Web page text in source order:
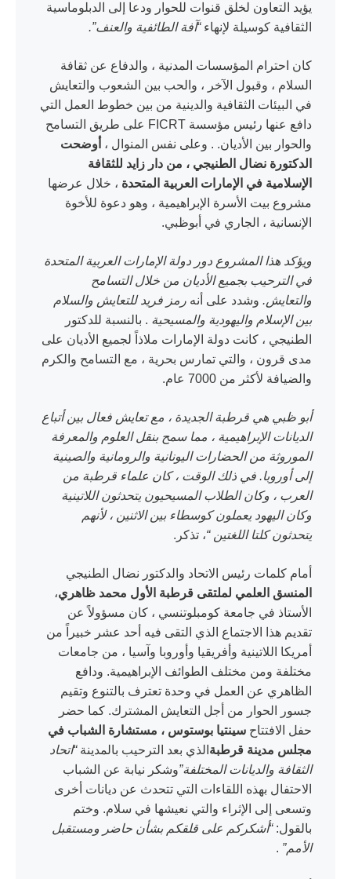
يؤيد التعاون لخلق قنوات للحوار ودعا إلى الدبلوماسية
الثقافية كوسيلة لإنهاء“آفة الطائفية والعنف”.
كان احترام المؤسسات المدنية ، والدفاع عن ثقافة
السلام ، وقبول الآخر ، والحب بين الشعوب والتعايش
في البيئات الثقافية والدينية من بين خطوط العمل التي
دافع عنها رئيس مؤسسة FICRT على طريق التسامح
والحوار بين الأديان. . وعلى نفس المنوال ، أوضحت
الدكتورة نضال الطنيجي ، من دار زايد للثقافة
الإسلامية في الإمارات العربية المتحدة ، خلال عرضها
مشروع بيت الأسرة الإبراهيمية ، وهو دعوة للأخوة
الإنسانية ، الجاري في أبوظبي.
ويؤكد هذا المشروع دور دولة الإمارات العربية المتحدة
في الترحيب بجميع الأديان من خلال التسامح
والتعايش. وشدد على أنه رمز فريد للتعايش والسلام
بين الإسلام واليهودية والمسيحية . بالنسبة للدكتور
الطنيجي ، كانت دولة الإمارات ملاذاً لجميع الأديان على
مدى قرون ، والتي تمارس بحرية ، مع التسامح والكرم
والضيافة لأكثر من 7000 عام.
أبو ظبي هي قرطبة الجديدة ، مع تعايش فعال بين أتباع
الديانات الإبراهيمية ، مما سمح بنقل العلوم والمعرفة
الموروثة من الحضارات اليونانية والرومانية والصينية
إلى أوروبا. في ذلك الوقت ، كان علماء قرطبة من
العرب ، وكان الطلاب المسيحيون يتحدثون اللاتينية
وكان اليهود يعملون كوسطاء بين الاثنين ، لأنهم
يتحدثون كلتا اللغتين “، تذكر.
أمام كلمات رئيس الاتحاد والدكتور نضال الطنيجي
المنسق العلمي لملتقى قرطبة الأول محمد ظاهري،
الأستاذ في جامعة كومبلوتنسي ، كان مسؤولاً عن
تقديم هذا الاجتماع الذي التقى فيه أحد عشر خبيراً من
أمريكا اللاتينية وأفريقيا وأوروبا وآسيا ، من جامعات
مختلفة ومن مختلف الطوائف الإبراهيمية. ودافع
الظاهري عن العمل في وحدة تعترف بالتنوع وتقيم
جسور الحوار من أجل التعايش المشترك. كما حضر
حفل الافتتاح سينتيا بوستوس ، مستشارة الشباب في
مجلس مدينة قرطبة الذي بعد الترحيب بالمدينة“اتحاد
الثقافة والديانات المختلفة”وشكر نيابة عن الشباب
الاحتفال بهذه اللقاءات التي تتحدث عن ديانات أخرى
وتسعى إلى الإثراء والتي نعيشها في سلام. وختم
بالقول:“أشكركم على قلقكم بشأن حاضر ومستقبل
الأمم” .